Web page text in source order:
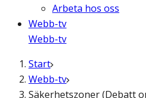
Arbeta hos oss
Webb-tv
Webb-tv
Start
Webb-tv
Säkerhetszoner (Debatt